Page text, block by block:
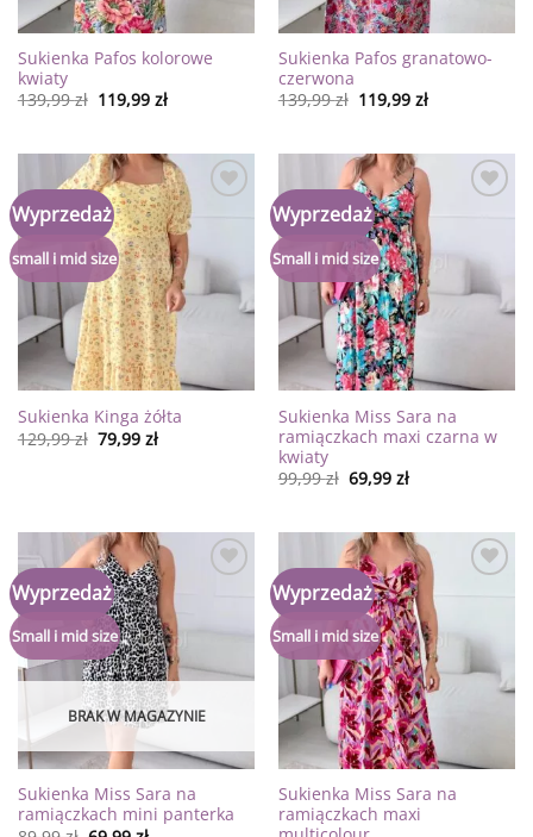
Sukienka Pafos kolorowe
kwiaty
139,99zł 119,99 zł
Sukienka Pafos granatowo-
czerwona
139,99zł 119,99 zł
Wyprzedaż
small i mid size
życzeń
Sukienka Kinga żółta
129,99zł 79,99 zł
Wyprzedaż
Small i mid size
życzeń
Sukienka Miss Sara na
ramiączkach maxi czarna w
kwiaty
99,99zł 69,99 zł
Wyprzedaż
Small i mid size
BRAK W MAGAZYNIE
Sukienka Miss Sara na
ramiączkach mini panterka
Wyprzedaż
Small i mid size
życzeń
Sukienka Miss Sara na
ramiączkach maxi